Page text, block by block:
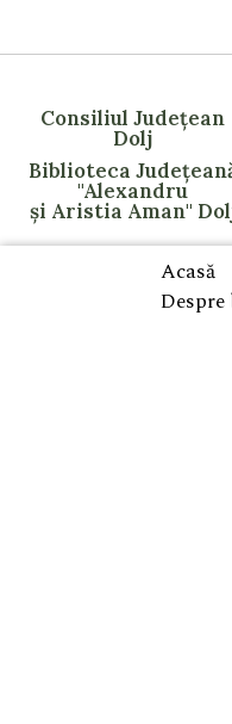
Consiliul Județean
Dolj
Biblioteca
"Alexandru
și Aristia Aman"
Acasă